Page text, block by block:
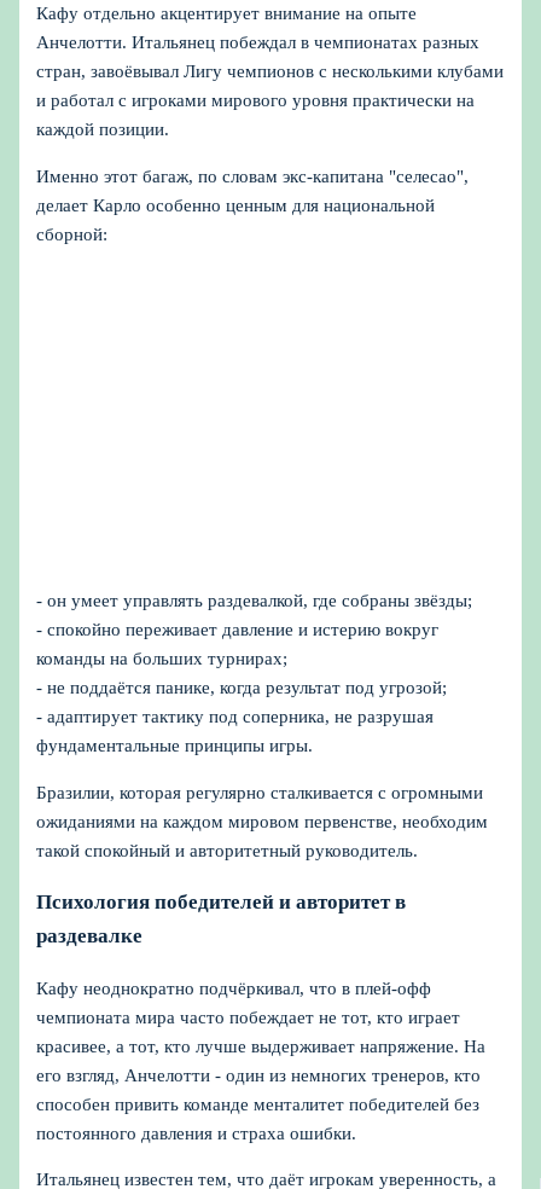
Кафу отдельно акцентирует внимание на опыте
Анчелотти. Итальянец побеждал в чемпионатах разных
стран, завоёвывал Лигу чемпионов с несколькими клубами
и работал с игроками мирового уровня практически на
каждой позиции.
Именно этот багаж, по словам экс-капитана "селесао",
делает Карло особенно ценным для национальной
сборной:
- он умеет управлять раздевалкой, где собраны звёзды;
- спокойно переживает давление и истерию вокруг
команды на больших турнирах;
- не поддаётся панике, когда результат под угрозой;
- адаптирует тактику под соперника, не разрушая
фундаментальные принципы игры.
Бразилии, которая регулярно сталкивается с огромными
ожиданиями на каждом мировом первенстве, необходим
такой спокойный и авторитетный руководитель.
Психология победителей и авторитет в
раздевалке
Кафу неоднократно подчёркивал, что в плей-офф
чемпионата мира часто побеждает не тот, кто играет
красивее, а тот, кто лучше выдерживает напряжение. На
его взгляд, Анчелотти - один из немногих тренеров, кто
способен привить команде менталитет победителей без
постоянного давления и страха ошибки.
Итальянец известен тем, что даёт игрокам уверенность, а